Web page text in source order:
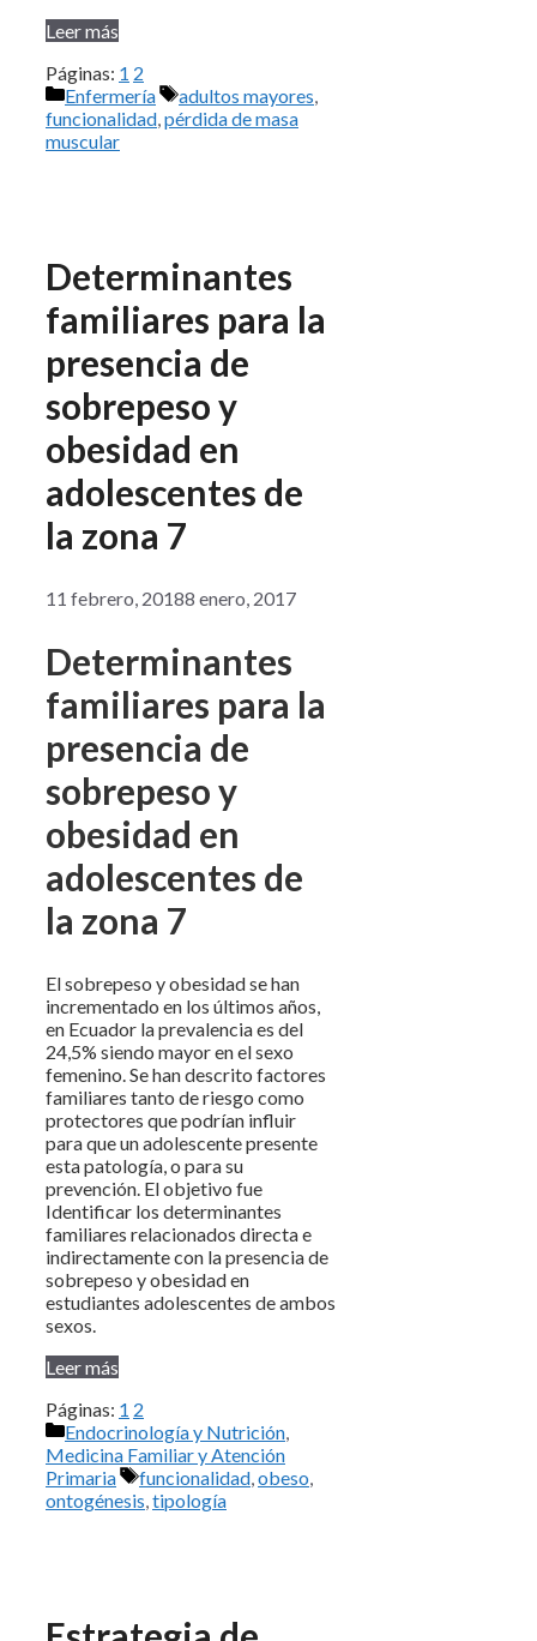
Leer más
Páginas: 1 2
Categorías
Enfermería Etiquetas
adultos mayores,
funcionalidad,pérdida de masa
muscular
Determinantes
familiares para la
presencia de
sobrepeso y
obesidad en
adolescentes de
la zona 7
11 febrero, 20188 enero, 2017
Determinantes
familiares para la
presencia de
sobrepeso y
obesidad en
adolescentes de
la zona 7
El sobrepeso y obesidad se han
incrementado en los últimos años,
en Ecuador la prevalencia es del
24,5% siendo mayor en el sexo
femenino. Se han descrito factores
familiares tanto de riesgo como
protectores que podrían influir
para que un adolescente presente
esta patología, o para su
prevención. El objetivo fue
Identificar los determinantes
familiares relacionados directa e
indirectamente con la presencia de
sobrepeso y obesidad en
estudiantes adolescentes de ambos
sexos.
Leer más
Páginas: 1 2
Categorías
Endocrinología y Nutrición,
Medicina Familiar y Atención
Primaria
Etiquetas
funcionalidad,obeso,
ontogénesis,tipología